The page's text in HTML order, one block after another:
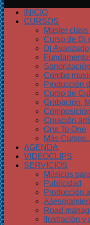
INICIO
CURSOS
Master
Curso de Dj
Dj Avanzado
Combo
Producción
Curso de
Grabación,
Creación
One To One
Más
AGENDA
VIDEOCLIPS
SERVICIOS
Músicos
Publicidad
Producción
Road
Ilustración